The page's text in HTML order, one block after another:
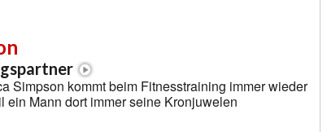
Simpson kommt beim Fitnesstraining immer wieder
ein Mann dort immer seine Kronjuwelen